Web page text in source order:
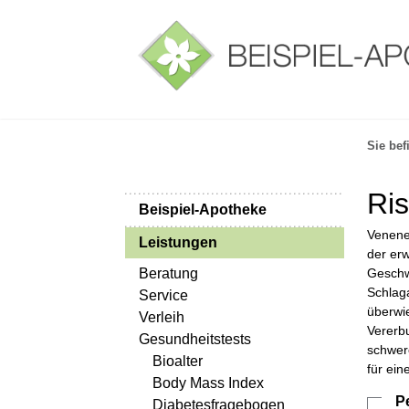
Beispiel-Apotheke
Leistungen
Beratung
Service
Verleih
Gesundheitstests
Bioalter
Body Mass Index
Diabetesfragebogen
Sie
der
für